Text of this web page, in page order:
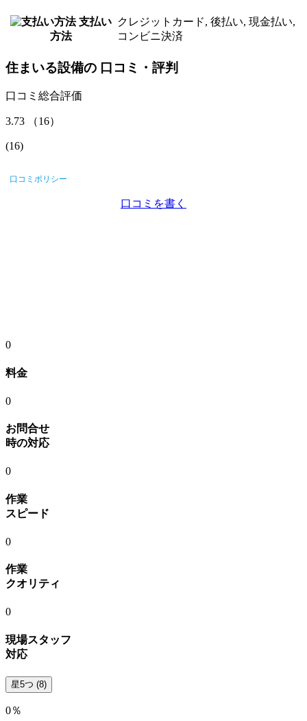
支払い
方法
クレジットカード, 後払い, 現金払い,
コンビニ決済
住まいる設備の 口コミ・評判
口コミ総合評価
3.73 （16）
(16)
口コミポリシー
口コミを書く
0
料金
0
お問合せ
時の対応
0
作業
スピード
0
作業
クオリティ
0
現場スタッフ
対応
星5つ (8)
0％